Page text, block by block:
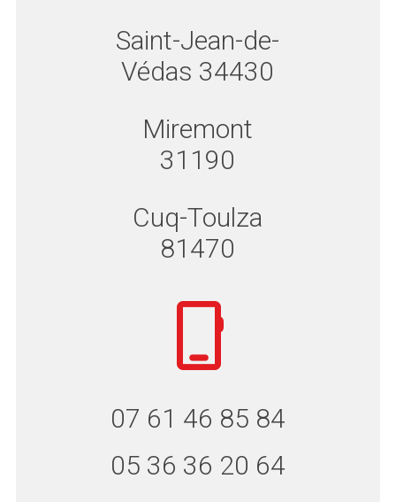
Saint-Jean-de-
Védas 34430
Miremont
31190
Cuq-Toulza
81470
07 61 46 85 84
05 36 36 20 64